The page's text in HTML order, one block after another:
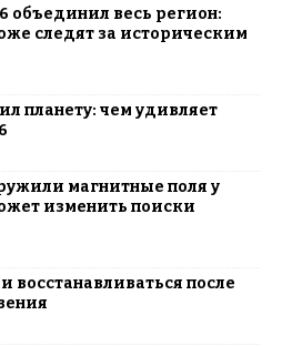
объединил весь регион:
следят за историческим
планету: чем удивляет
магнитные поля у
изменить поиски
восстанавливаться после